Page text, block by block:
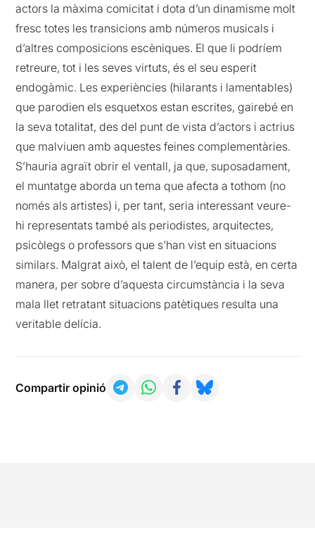
actors la màxima comicitat i dota d’un dinamisme molt
fresc totes les transicions amb números musicals i
d’altres composicions escèniques. El que li podríem
retreure, tot i les seves virtuts, és el seu esperit
endogàmic. Les experiències (hilarants i lamentables)
que parodien els esquetxos estan escrites, gairebé en
la seva totalitat, des del punt de vista d’actors i actrius
que malviuen amb aquestes feines complementàries.
S’hauria agraït obrir el ventall, ja que, suposadament,
el muntatge aborda un tema que afecta a tothom (no
només als artistes) i, per tant, seria interessant veure-
hi representats també als periodistes, arquitectes,
psicòlegs o professors que s’han vist en situacions
similars. Malgrat això, el talent de l’equip està, en certa
manera, per sobre d’aquesta circumstància i la seva
mala llet retratant situacions patètiques resulta una
veritable delícia.
Compartir opinió